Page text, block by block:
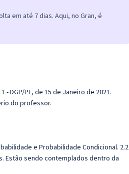
em até 7 dias. Aqui, no Gran, é
- DGP/PF, de 15 de Janeiro de 2021.
do professor.
e Probabilidade Condicional. 2.2
Estão sendo contemplados dentro da